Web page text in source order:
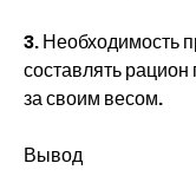
3. Необходимость
составлять
за своим весом.
Вывод